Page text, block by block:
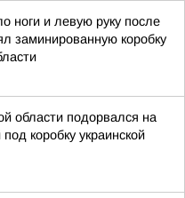
ноги и левую руку после
заминированную коробку
области подорвался на
коробку украинской